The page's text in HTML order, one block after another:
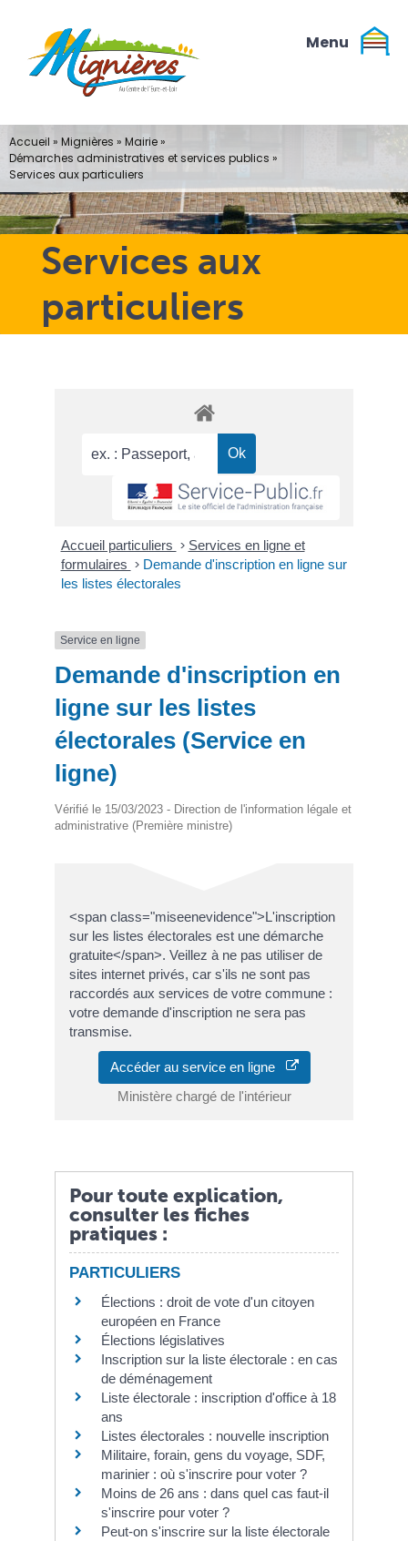
contenu
Services aux
particuliers
Accueil » Mignières » Mairie»
Démarches administratives et services publics »
Services aux particuliers
Accueil particuliers > Services en ligne et
formulaires > Demande d'inscription en ligne sur
les listes électorales
Service en ligne
Demande d'inscription en
ligne sur les listes
électorales (Service en
ligne)
Vérifié le 15/03/2023 - Direction de l'information légale et
administrative (Première ministre)
<span class="miseenevidence">L'inscription
sur les listes électorales est une démarche
gratuite</span>. Veillez à ne pas utiliser de
sites internet privés, car s'ils ne sont pas
raccordés aux services de votre commune :
votre demande d'inscription ne sera pas
transmise.
Accéder au service en ligne
Ministère chargé de l'intérieur
Pour toute explication,
consulter les fiches
pratiques :
PARTICULIERS
Élections : droit de vote d'un citoyen
européen en France
Élections législatives
Inscription sur la liste électorale : en cas
de déménagement
Liste électorale : inscription d'office à 18
ans
Listes électorales : nouvelle inscription
Militaire, forain, gens du voyage, SDF,
marinier : où s'inscrire pour voter ?
Moins de 26 ans : dans quel cas faut-il
s'inscrire pour voter ?
Peut-on s'inscrire sur la liste électorale